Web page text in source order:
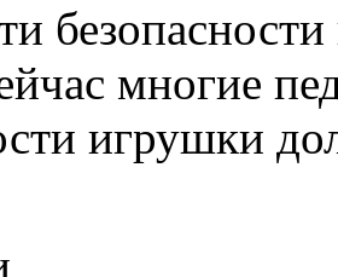
многие
игрушки